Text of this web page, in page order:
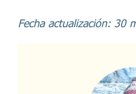
Fecha actualización: 30